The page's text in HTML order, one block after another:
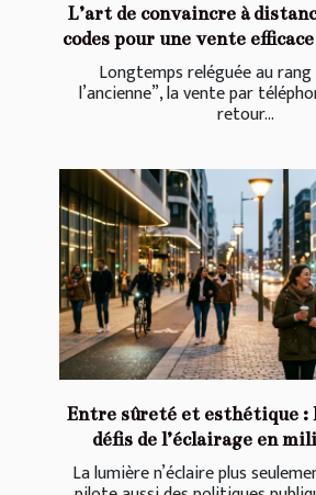
L’art de convaincre à
codes pour une vente
Longtemps reléguée au rang
l’ancienne”, la vente par
retour...
Entre sûreté et esthétique :
défis de l’éclairage en
La lumière n’éclaire plus